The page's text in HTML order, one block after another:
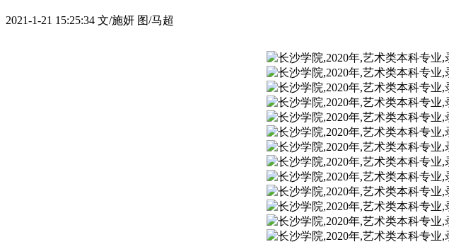
2021-1-21 15:25:34 文/施妍 图/马超